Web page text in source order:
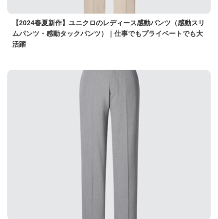
【2024春夏新作】ユニクロのレディース感動パンツ（感動スリ
ムパンツ・感動タックパンツ）｜仕事でもプライベートでも大
活躍